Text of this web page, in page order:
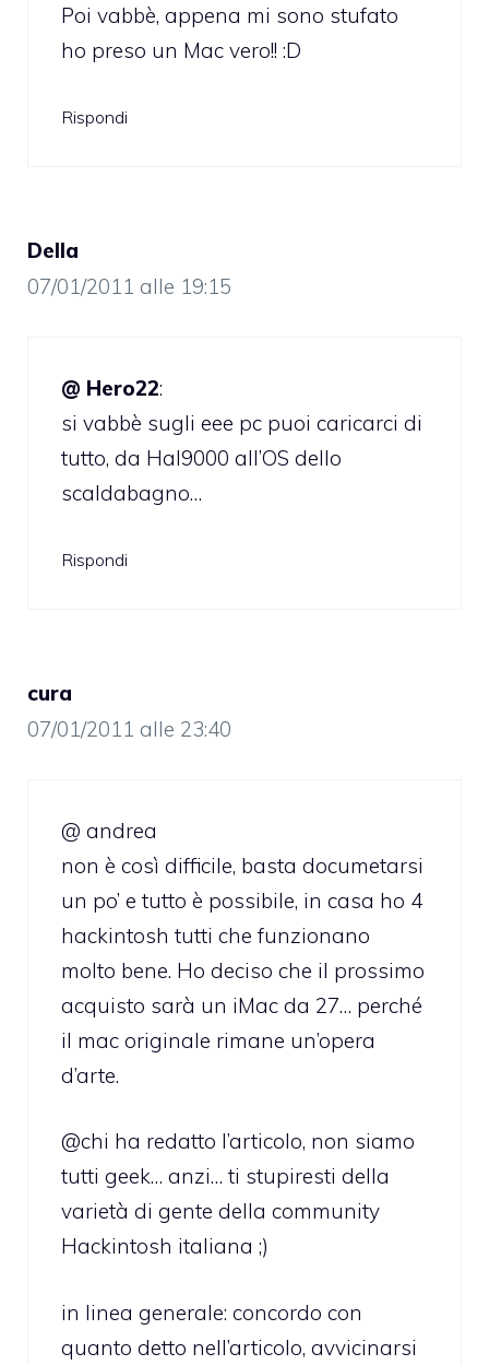
Poi vabbè, appena mi sono stufato
ho preso un Mac vero!! :D
Rispondi
Della
07/01/2011 alle 19:15
@ Hero22:
si vabbè sugli eee pc puoi caricarci di
tutto, da Hal9000 all’OS dello
scaldabagno…
Rispondi
cura
07/01/2011 alle 23:40
@ andrea
non è così difficile, basta documetarsi
un po’ e tutto è possibile, in casa ho 4
hackintosh tutti che funzionano
molto bene. Ho deciso che il prossimo
acquisto sarà un iMac da 27… perché
il mac originale rimane un’opera
d’arte.
@chi ha redatto l’articolo, non siamo
tutti geek… anzi… ti stupiresti della
varietà di gente della community
Hackintosh italiana ;)
in linea generale: concordo con
quanto detto nell’articolo, avvicinarsi